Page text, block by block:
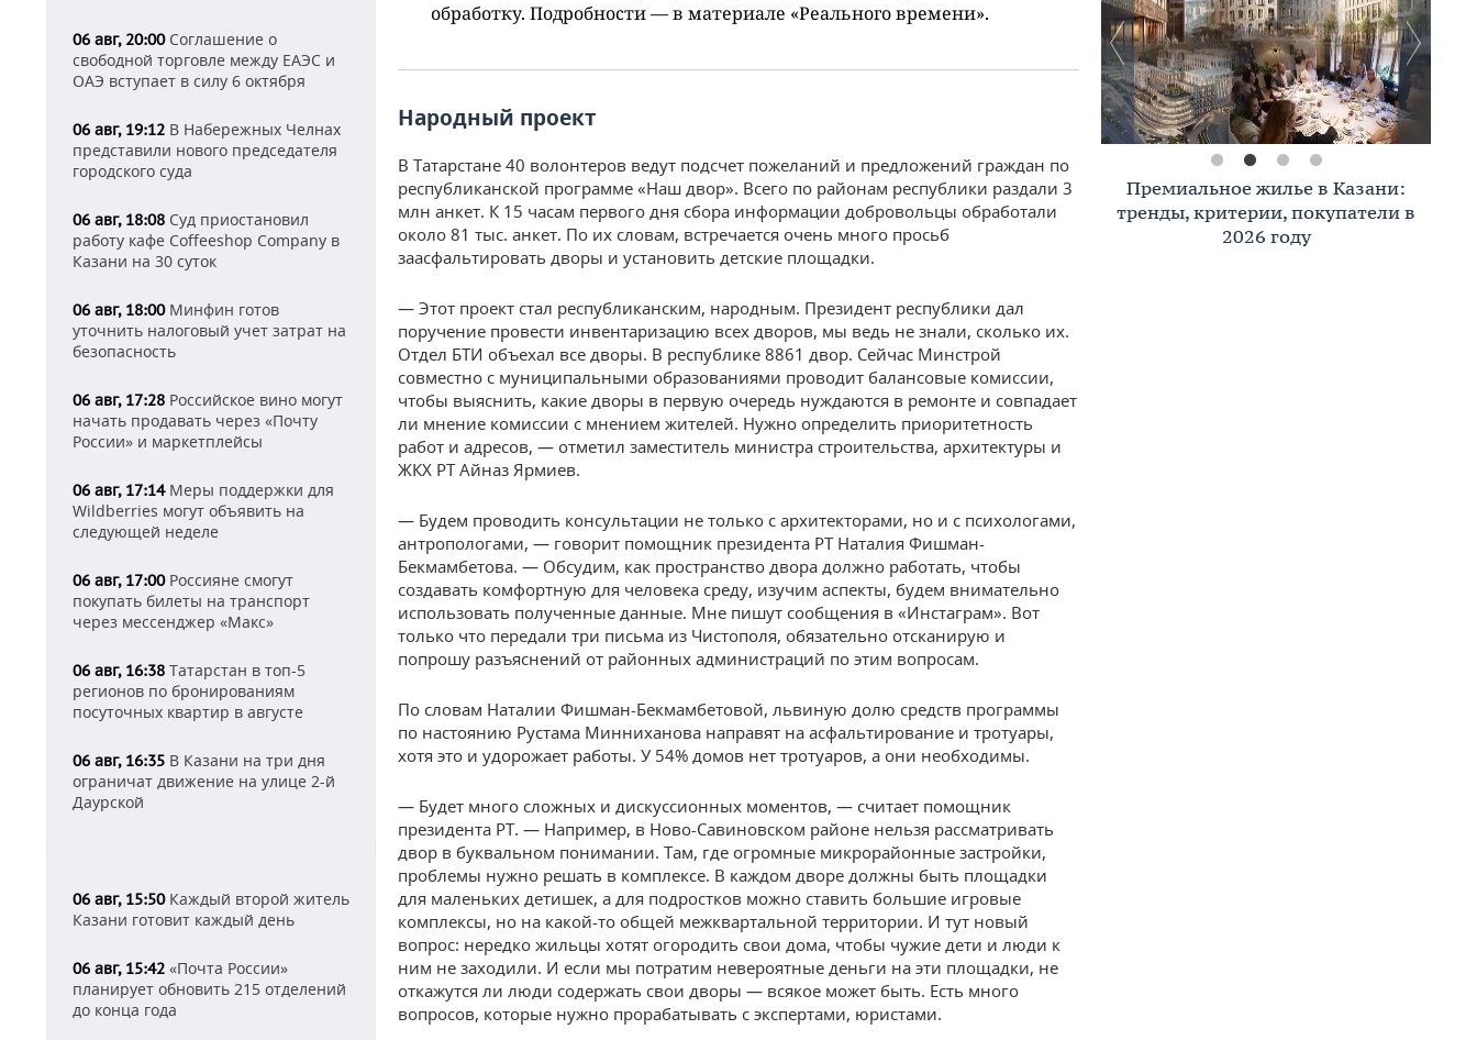
06 авг, 20:00Соглашение о
свободной торговле между ЕАЭС и
ОАЭ вступает в силу 6 октября
06 авг, 19:12 В Набережных Челнах
представили нового председателя
городского суда
06 авг, 18:08 Суд приостановил
работу кафе Coffeeshop Company в
Казани на 30 суток
06 авг, 18:00Минфин готов
уточнить налоговый учет затрат на
безопасность
06 авг, 17:28 Российское вино могут
начать продавать через «Почту
России» и маркетплейсы
06 авг, 17:14Меры поддержки для
Wildberries могут объявить на
следующей неделе
06 авг, 17:00Россияне смогут
покупать билеты на транспорт
через мессенджер «Макс»
06 авг, 16:38 Татарстан в топ-5
регионов по бронированиям
посуточных квартир в августе
06 авг, 16:35 В Казани на три дня
ограничат движение на улице 2-й
Даурской
06 авг, 15:50Каждый второй житель
Казани готовит каждый день
06 авг, 15:42 «Почта России»
планирует обновить 215 отделений
до конца года
обработку. Подробности — в материале «Реального времени».
Народный проект
В Татарстане 40 волонтеров ведут подсчет пожеланий и предложений граждан по
республиканской программе «Наш двор». Всего по районам республики раздали 3
млн анкет. К 15 часам первого дня сбора информации добровольцы обработали
около 81 тыс. анкет. По их словам, встречается очень много просьб
заасфальтировать дворы и установить детские площадки.
— Этот проект стал республиканским, народным. Президент республики дал
поручение провести инвентаризацию всех дворов, мы ведь не знали, сколько их.
Отдел БТИ объехал все дворы. В республике 8861 двор. Сейчас Минстрой
совместно с муниципальными образованиями проводит балансовые комиссии,
чтобы выяснить, какие дворы в первую очередь нуждаются в ремонте и совпадает
ли мнение комиссии с мнением жителей. Нужно определить приоритетность
работ и адресов, — отметил заместитель министра строительства, архитектуры и
ЖКХ РТ Айназ Ярмиев.
— Будем проводить консультации не только с архитекторами, но и с психологами,
антропологами, — говорит помощник президента РТ Наталия Фишман-
Бекмамбетова. — Обсудим, как пространство двора должно работать, чтобы
создавать комфортную для человека среду, изучим аспекты, будем внимательно
использовать полученные данные. Мне пишут сообщения в «Инстаграм». Вот
только что передали три письма из Чистополя, обязательно отсканирую и
попрошу разъяснений от районных администраций по этим вопросам.
По словам Наталии Фишман-Бекмамбетовой, львиную долю средств программы
по настоянию Рустама Минниханова направят на асфальтирование и тротуары,
хотя это и удорожает работы. У 54% домов нет тротуаров, а они необходимы.
— Будет много сложных и дискуссионных моментов, — считает помощник
президента РТ. — Например, в Ново-Савиновском районе нельзя рассматривать
двор в буквальном понимании. Там, где огромные микрорайонные застройки,
проблемы нужно решать в комплексе. В каждом дворе должны быть площадки
для маленьких детишек, а для подростков можно ставить большие игровые
комплексы, но на какой-то общей межквартальной территории. И тут новый
вопрос: нередко жильцы хотят огородить свои дома, чтобы чужие дети и люди к
ним не заходили. И если мы потратим невероятные деньги на эти площадки, не
откажутся ли люди содержать свои дворы — всякое может быть. Есть много
вопросов, которые нужно прорабатывать с экспертами, юристами.
Премиальное жилье в Казани:
тренды, критерии, покупатели в
2026 году